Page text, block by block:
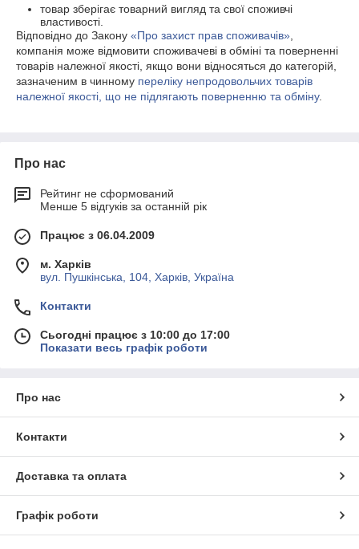
товар зберігає товарний вигляд та свої споживчі
властивості.
Відповідно до Закону «Про захист прав споживачів»
компанія може відмовити споживачеві в обміні та поверненні
товарів належної якості, якщо вони відносяться до категорій,
зазначеним в чинному переліку непродовольчих товарів
належної якості, що не підлягають поверненню та обміну.
Про нас
Рейтинг не сформований
Менше 5 відгуків за останній рік
Працює з 06.04.2009
м. Харків
вул. Пушкінська, 104, Харків, Україна
Контакти
Сьогодні працює з 10:00 до 17:00
Показати весь графік роботи
Про нас
Контакти
Доставка та оплата
Графік роботи